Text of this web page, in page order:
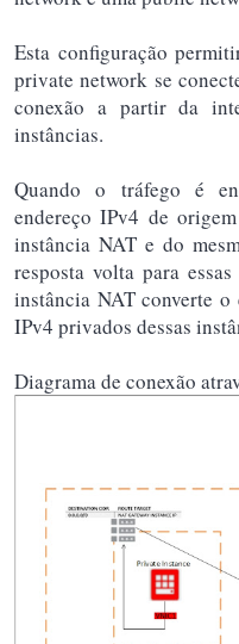
Esta configuração
private network se
conexão a partir da
instâncias.
Quando o tráfego é
endereço IPv4 de
instância NAT e do
resposta volta para
instância NAT converte o
IPv4 privados dessas
Diagrama de conexão